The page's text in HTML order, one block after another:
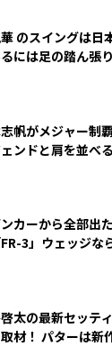
のスイングは日
には足の踏ん張
帆がメジャー制
ンドと肩を並べ
ンカーから全部出
3」ウェッジな
太の最新セッテ
材！ パターは新